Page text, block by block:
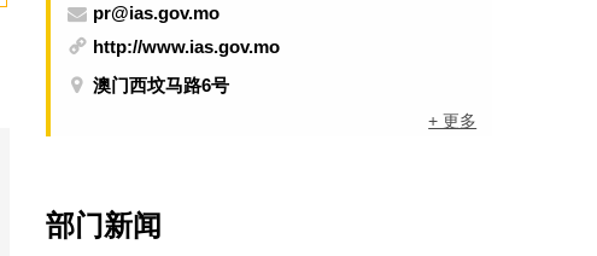
pr@ias.gov.mo
http://www.ias.gov.mo
澳门西坟马路6号
+ 更多
部门新闻